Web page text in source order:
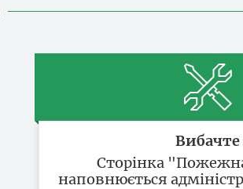
Вибачте
Сторінка
наповнюється